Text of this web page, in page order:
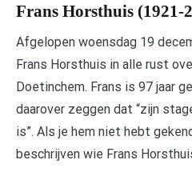
Frans Horsthuis (1921-
Afgelopen woensdag 19
Frans Horsthuis in alle rust
Doetinchem. Frans is 97 jaar
daarover zeggen dat “zijn
is”. Als je hem niet hebt
beschrijven wie Frans